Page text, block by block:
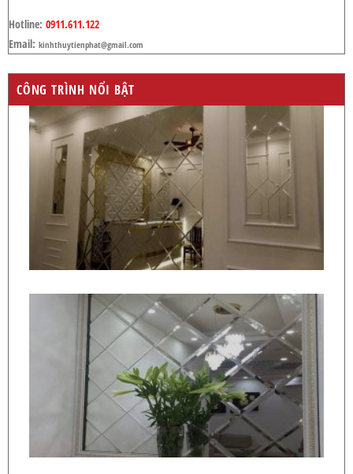
Hotline: 0911.611.122
Email: kinhthuytienphat@gmail.com
CÔNG TRÌNH NỔI BẬT